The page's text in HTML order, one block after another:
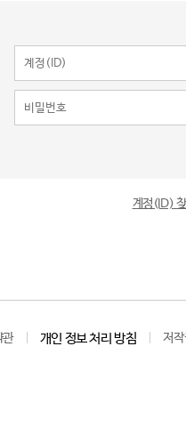
계정(ID)
관 개인 정보 처리 방침 저